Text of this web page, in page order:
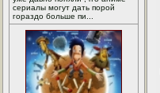
сериалы могут дать порой
гораздо больше пи...